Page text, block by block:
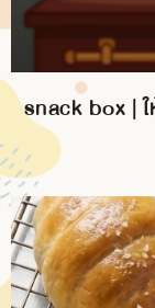
snack box |